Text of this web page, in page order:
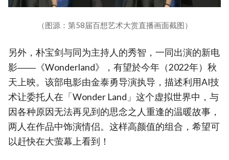
（图源：第58届百想艺术大赏直播画面截图）
另外，朴宝剑与同为主持人的秀智，一同出演的新电
影――《Wonderland》，有望於今年（2022年）秋
天上映。该部电影由金泰勇导演执导，描述利用AI技
术让委托人在「Wonder Land」这个虚拟世界中，与
因各种原因无法再见到的思念之人重逢的温暖故事，
两人在作品中饰演情侣。这样高颜值的组合，希望可
以赶快在大萤幕上看到！